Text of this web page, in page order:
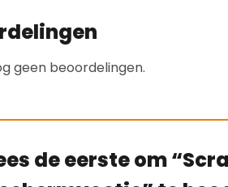
geen beoordelingen.
de eerste om